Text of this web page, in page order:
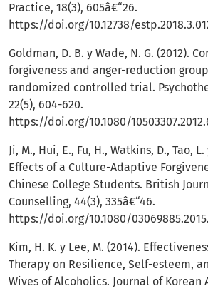
Practice, 18(3), 605â€“26.
https://doi.org/10.12738/
Goldman, D. B. y Wade, N. G. (2012).
forgiveness and anger-reduction
randomized controlled trial.
22(5), 604-620.
https://doi.org/10.1080/
Ji, M., Hui, E., Fu, H., Watkins, D., Tao,
Effects of a Culture-Adaptive
Chinese College Students. British
Counselling, 44(3), 335â€“46.
https://doi.org/10.1080/
Kim, H. K. y Lee, M. (2014).
Therapy on Resilience, Self-esteem,
Wives of Alcoholics. Journal of Korean